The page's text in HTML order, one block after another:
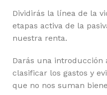
Dividirás la línea de la
etapas activa de la
nuestra renta.
Darás una introducción
clasificar los gastos y
que no nos suman